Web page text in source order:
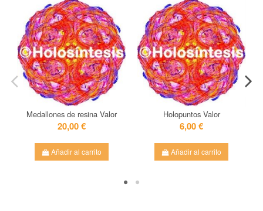
Medallones de resina Valor
20,00 €
Añadir al carrito
Holopuntos Valor
6,00 €
Añadir al carrito